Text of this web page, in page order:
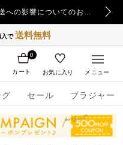
【重要】日本郵便の障害による配送への影響についてのお詫び
入で送料無料
セール ブラジャー
カート
0
お気に入り メニュー